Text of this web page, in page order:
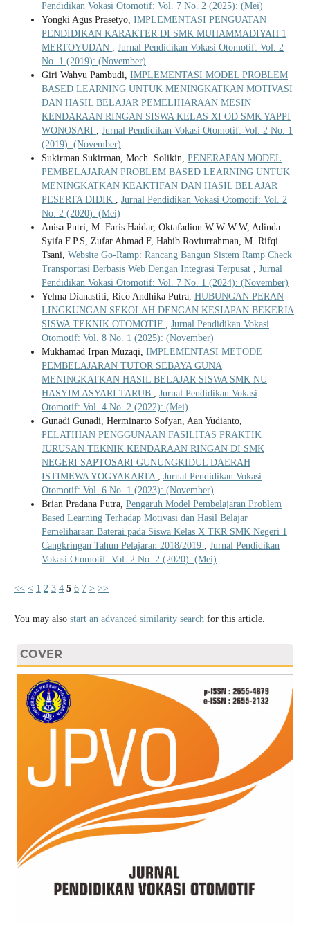
Pendidikan Vokasi Otomotif: Vol. 7 No. 2 (2025): (Mei)
Yongki Agus Prasetyo, IMPLEMENTASI PENGUATAN
PENDIDIKAN KARAKTER DI SMK MUHAMMADIYAH 1
MERTOYUDAN , Jurnal Pendidikan Vokasi Otomotif: Vol. 2
No. 1 (2019): (November)
Giri Wahyu Pambudi, IMPLEMENTASI MODEL PROBLEM
BASED LEARNING UNTUK MENINGKATKAN MOTIVASI
DAN HASIL BELAJAR PEMELIHARAAN MESIN
KENDARAAN RINGAN SISWA KELAS XI OD SMK YAPPI
WONOSARI , Jurnal Pendidikan Vokasi Otomotif: Vol. 2 No. 1
(2019): (November)
Sukirman Sukirman, Moch. Solikin, PENERAPAN MODEL
PEMBELAJARAN PROBLEM BASED LEARNING UNTUK
MENINGKATKAN KEAKTIFAN DAN HASIL BELAJAR
PESERTA DIDIK , Jurnal Pendidikan Vokasi Otomotif: Vol. 2
No. 2 (2020): (Mei)
Anisa Putri, M. Faris Haidar, Oktafadion W.W W.W, Adinda
Syifa F.P.S, Zufar Ahmad F, Habib Roviurrahman, M. Rifqi
Tsani, Website Go-Ramp: Rancang Bangun Sistem Ramp Check
Transportasi Berbasis Web Dengan Integrasi Terpusat , Jurnal
Pendidikan Vokasi Otomotif: Vol. 7 No. 1 (2024): (November)
Yelma Dianastiti, Rico Andhika Putra, HUBUNGAN PERAN
LINGKUNGAN SEKOLAH DENGAN KESIAPAN BEKERJA
SISWA TEKNIK OTOMOTIF , Jurnal Pendidikan Vokasi
Otomotif: Vol. 8 No. 1 (2025): (November)
Mukhamad Irpan Muzaqi, IMPLEMENTASI METODE
PEMBELAJARAN TUTOR SEBAYA GUNA
MENINGKATKAN HASIL BELAJAR SISWA SMK NU
HASYIM ASYARI TARUB , Jurnal Pendidikan Vokasi
Otomotif: Vol. 4 No. 2 (2022): (Mei)
Gunadi Gunadi, Herminarto Sofyan, Aan Yudianto,
PELATIHAN PENGGUNAAN FASILITAS PRAKTIK
JURUSAN TEKNIK KENDARAAN RINGAN DI SMK
NEGERI SAPTOSARI GUNUNGKIDUL DAERAH
ISTIMEWA YOGYAKARTA , Jurnal Pendidikan Vokasi
Otomotif: Vol. 6 No. 1 (2023): (November)
Brian Pradana Putra, Pengaruh Model Pembelajaran Problem
Based Learning Terhadap Motivasi dan Hasil Belajar
Pemeliharaan Baterai pada Siswa Kelas X TKR SMK Negeri 1
Cangkringan Tahun Pelajaran 2018/2019 , Jurnal Pendidikan
Vokasi Otomotif: Vol. 2 No. 2 (2020): (Mei)
<< < 1 2 3 4 5 6 7 > >>
You may also start an advanced similarity searchfor this article.
COVER